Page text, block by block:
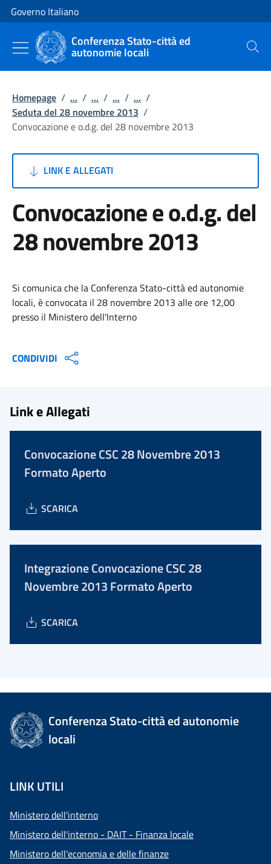
Vai al contenuto
Vai alla navigazione del sito
Governo Italiano
Conferenza Stato-città ed
autonomie locali Cerca
Homepage / ... / ... / ... / ... /
Seduta del 28 novembre 2013 /
Convocazione e o.d.g. del 28 novembre 2013
LINK E ALLEGATI
Convocazione e o.d.g. del
28 novembre 2013
Si comunica che la Conferenza Stato-città ed autonomie
locali, è convocata il 28 novembre 2013 alle ore 12,00
presso il Ministero dell'Interno
CONDIVIDI
Link e Allegati
Convocazione CSC 28 Novembre 2013
Formato Aperto
SCARICA
Integrazione Convocazione CSC 28
Novembre 2013 Formato Aperto
SCARICA
Conferenza Stato-città ed autonomie
locali
LINK UTILI
Ministero dell'interno
Ministero dell'interno - DAIT - Finanza locale
Ministero dell'economia e delle finanze